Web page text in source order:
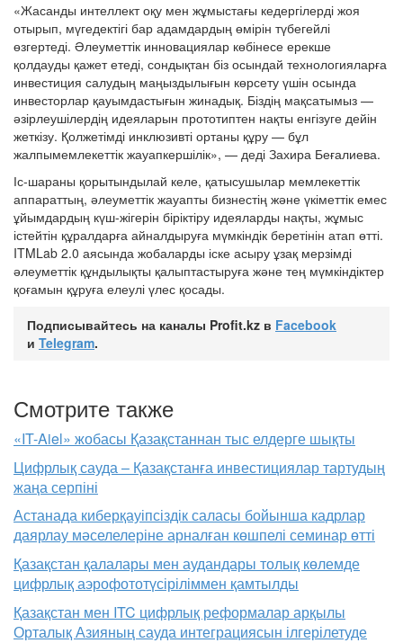
«Жасанды интеллект оқу мен жұмыстағы кедергілерді жоя
отырып, мүгедектігі бар адамдардың өмірін түбегейлі
өзгертеді. Әлеуметтік инновациялар көбінесе ерекше
қолдауды қажет етеді, сондықтан біз осындай технологияларға
инвестиция салудың маңыздылығын көрсету үшін осында
инвесторлар қауымдастығын жинадық. Біздің мақсатымыз —
әзірлеушілердің идеяларын прототиптен нақты енгізуге дейін
жеткізу. Қолжетімді инклюзивті ортаны құру — бұл
жалпымемлекеттік жауапкершілік», — деді Захира Беғалиева.
Іс-шараны қорытындылай келе, қатысушылар мемлекеттік
аппараттың, әлеуметтік жауапты бизнестің және үкіметтік емес
ұйымдардың күш-жігерін біріктіру идеяларды нақты, жұмыс
істейтін құралдарға айналдыруға мүмкіндік беретінін атап өтті.
ITMLab 2.0 аясында жобаларды іске асыру ұзақ мерзімді
әлеуметтік құндылықты қалыптастыруға және тең мүмкіндіктер
қоғамын құруға елеулі үлес қосады.
Подписывайтесь на каналы Profit.kz в Facebook
и Telegram.
Смотрите также
«IT-Aiel» жобасы Қазақстаннан тыс елдерге шықты
Цифрлық сауда – Қазақстанға инвестициялар тартудың
жаңа серпіні
Астанада киберқауіпсіздік саласы бойынша кадрлар
даярлау мәселелеріне арналған көшпелі семинар өтті
Қазақстан қалалары мен аудандары толық көлемде
цифрлық аэрофототүсіріліммен қамтылды
Қазақстан мен ITC цифрлық реформалар арқылы
Орталық Азияның сауда интеграциясын ілгерілетуде